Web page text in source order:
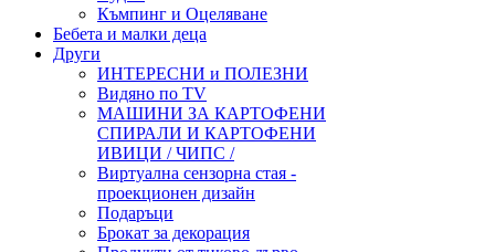
Къмпинг и Оцеляване
Бебета и малки деца
Други
ИНТЕРЕСНИ и ПОЛЕЗНИ
Видяно по TV
МАШИНИ ЗА КАРТОФЕНИ
СПИРАЛИ И КАРТОФЕНИ
ИВИЦИ / ЧИПС /
Виртуална сензорна стая -
проекционен дизайн
Подаръци
Брокат за декорация